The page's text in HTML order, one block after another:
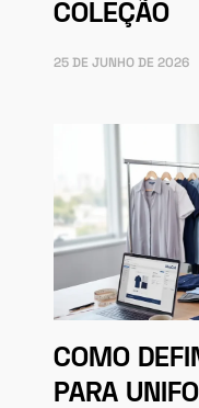
COLEÇÃO
25 DE JUNHO DE 2026
COMO
PARA